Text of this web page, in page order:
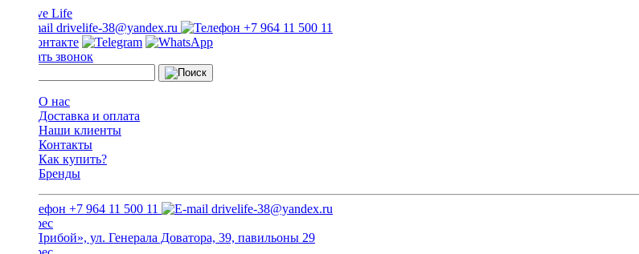
drivelife-38@yandex.ru +7 964 11 500 11
Заказать звонок
О нас
Доставка и оплата
Наши клиенты
Контакты
Как купить?
Бренды
+7 964 11 500 11 drivelife-38@yandex.ru
ТЦ «Прибой», ул. Генерала Доватора, 39, павильоны 29